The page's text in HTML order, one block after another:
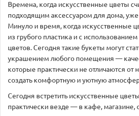
Времена, когда искусственные цветы
подходящим аксессуаром для дома,
Минуло и время, когда искусственные
из грубого пластика и с
цветов. Сегодня такие букеты могут
украшением любого помещения —
которые практически не отличаются от
создать комфортную и уютную
Сегодня встретить искусственные
практически везде — в кафе, магазине,